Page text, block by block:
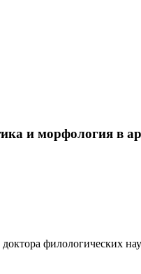
и морфология в
филологических